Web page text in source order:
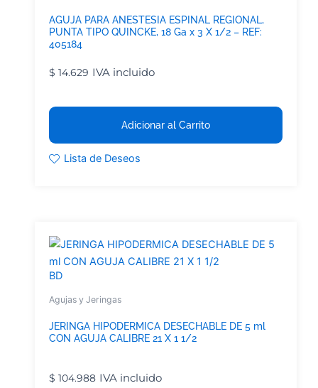
AGUJA PARA ANESTESIA ESPINAL REGIONAL,
PUNTA TIPO QUINCKE, 18 Ga x 3 X 1/2 – REF:
405184
$ 14.629 IVA incluido
Adicionar al Carrito
Lista de Deseos
BD
Agujas y Jeringas
JERINGA HIPODERMICA DESECHABLE DE 5 ml
CON AGUJA CALIBRE 21 X 1 1/2
$ 104.988 IVA incluido